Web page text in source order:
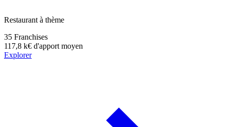
Restaurant à thème
35 Franchises
117,8 k€ d'apport moyen
Explorer